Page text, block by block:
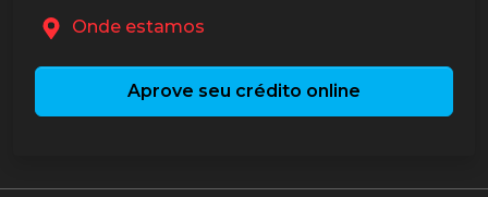
Onde estamos
Aprove seu crédito online